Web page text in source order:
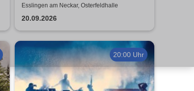
Esslingen am Neckar, Osterfeldhalle
20.09.2026
20:00 Uhr